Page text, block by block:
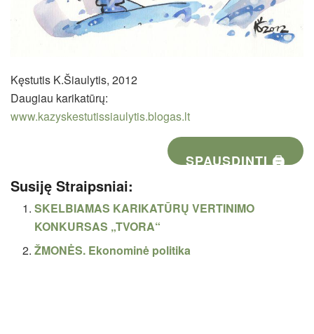
Kęstutis K.Šiaulytis, 2012
Daugiau karikatūrų:
www.kazyskestutissiaulytis.blogas.lt
SPAUSDINTI 🖨
Susiję Straipsniai:
SKELBIAMAS KARIKATŪRŲ VERTINIMO
KONKURSAS „TVORA“
ŽMONĖS. Ekonominė politika